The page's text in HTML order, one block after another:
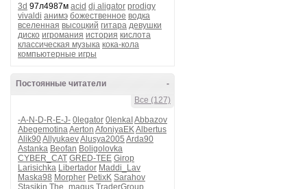
3d 97л4987м acid dj aligator prodigy
vivaldi анимэ божественное водка
вселенная высоцкий гитара девушки
диско игромания история кислота
классическая музыка кока-кола
компьютерные игры
-
Постоянные читатели
Все (127)
-A-N-D-R-E-J- 0legator 0lenkaI Abbazov
AbegemotinaAerton AfoniyaEKAlbertus
Alik90AllyukaevAlusya2005 Arda90
Astanka Beofan Boligolovka
CYBER_CAT GRED-TEE Girop
Larisichka Libertador Maddi_Lav
Maska98 Morpher PetixK Sarahov
Stasikin The_magus TraderGroup